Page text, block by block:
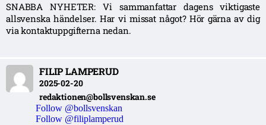
SNABBA NYHETER: Vi sammanfattar dagens viktigaste
allsvenska händelser. Har vi missat något? Hör gärna av dig
via kontaktuppgifterna nedan.
FILIP LAMPERUD
2025-02-20
redaktionen@bollsvenskan.se
Follow @bollsvenskan
Follow @filiplamperud